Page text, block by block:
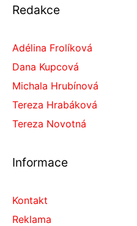
Redakce
Adélina Frolíková
Dana Kupcová
Michala Hrubínová
Tereza Hrabáková
Tereza Novotná
Informace
Kontakt
Reklama